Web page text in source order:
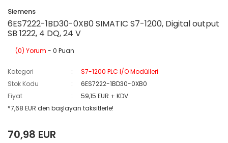
Siemens
6ES7222-1BD30-0XB0 SIMATIC S7-1200, Digital output
SB 1222, 4 DQ, 24 V
(0) Yorum - 0 Puan
Kategori
S7-1200 PLC I/O Modülleri
Stok Kodu
6ES7222-1BD30-0XB0
Fiyat
59,15 EUR + KDV
*7,68 EUR den başlayan taksitlerle!
70,98 EUR